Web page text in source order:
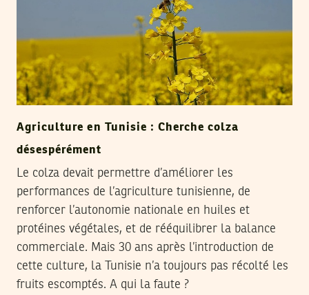
Agriculture en Tunisie : Cherche colza
désespérément
Le colza devait permettre d’améliorer les
performances de l’agriculture tunisienne, de
renforcer l’autonomie nationale en huiles et
protéines végétales, et de rééquilibrer la balance
commerciale. Mais 30 ans après l’introduction de
cette culture, la Tunisie n’a toujours pas récolté les
fruits escomptés. A qui la faute ?